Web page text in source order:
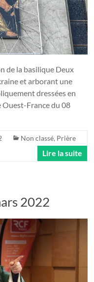
de la basilique Deux
et arborant une
dressées en
Ouest-France du 08
Non classé, Prière
Lire la suite
2022